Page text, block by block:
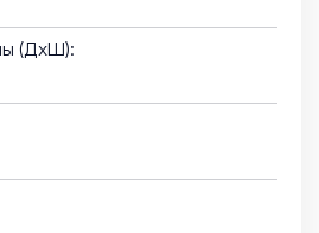
(ДхШ):